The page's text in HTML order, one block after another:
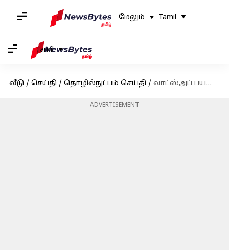
மேலும் Tamil
Tamil
வீடு / செய்தி / தொழில்நுட்பம் செய்தி / வாட்ஸ்அப் பயனர்களுக்கு குட் நியூஸ்; வீடியோ ஸ்டேட்டஸ் அப்டேட்டில் புதிய வசதி அறிமுகம்
ADVERTISEMENT